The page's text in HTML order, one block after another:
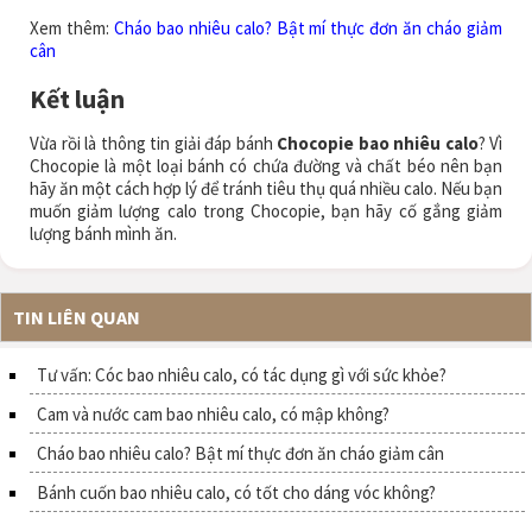
Xem thêm: Cháo bao nhiêu calo? Bật mí thực đơn ăn cháo giảm
cân
Kết luận
Vừa rồi là thông tin giải đáp bánh Chocopie bao nhiêu calo? Vì
Chocopie là một loại bánh có chứa đường và chất béo nên bạn
hãy ăn một cách hợp lý để tránh tiêu thụ quá nhiều calo. Nếu bạn
muốn giảm lượng calo trong Chocopie, bạn hãy cố gắng giảm
lượng bánh mình ăn.
TIN LIÊN QUAN
Tư vấn: Cóc bao nhiêu calo, có tác dụng gì với sức khỏe?
Cam và nước cam bao nhiêu calo, có mập không?
Cháo bao nhiêu calo? Bật mí thực đơn ăn cháo giảm cân
Bánh cuốn bao nhiêu calo, có tốt cho dáng vóc không?